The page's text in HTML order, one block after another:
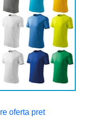
oferta pret